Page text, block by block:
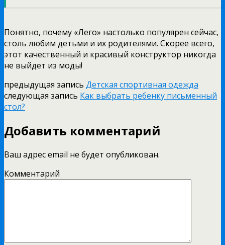
Понятно, почему «Лего» настолько популярен сейчас,
столь любим детьми и их родителями. Скорее всего,
этот качественный и красивый конструктор никогда
не выйдет из моды!
предыдущая запись Детская спортивная одежда
следующая запись Как выбрать ребенку письменный
стол?
Добавить комментарий
Ваш адрес email не будет опубликован.
Комментарий